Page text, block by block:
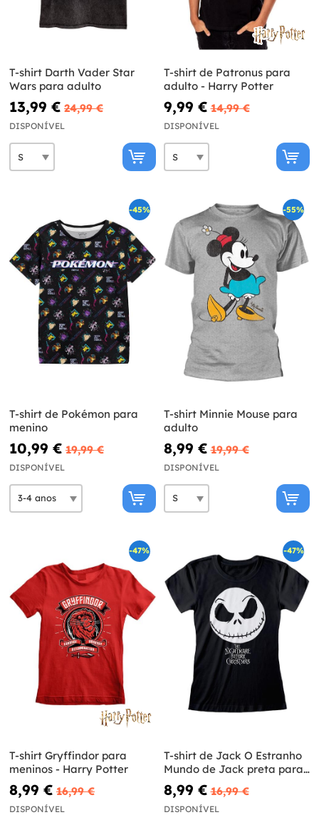
T-shirt Darth Vader Star
Wars para adulto
13,99 € 24,99 €
DISPONÍVEL
T-shirt de Patronus para
adulto - Harry Potter
9,99 € 14,99 €
DISPONÍVEL
-45%
T-shirt de Pokémon para
menino
10,99 € 19,99 €
DISPONÍVEL
-55%
T-shirt Minnie Mouse para
adulto
8,99 € 19,99 €
DISPONÍVEL
-47%
T-shirt Gryffindor para
meninos - Harry Potter
8,99 € 16,99 €
DISPONÍVEL
-47%
T-shirt de Jack O Estranho
Mundo de Jack preta para
mulher
8,99 € 16,99 €
DISPONÍVEL